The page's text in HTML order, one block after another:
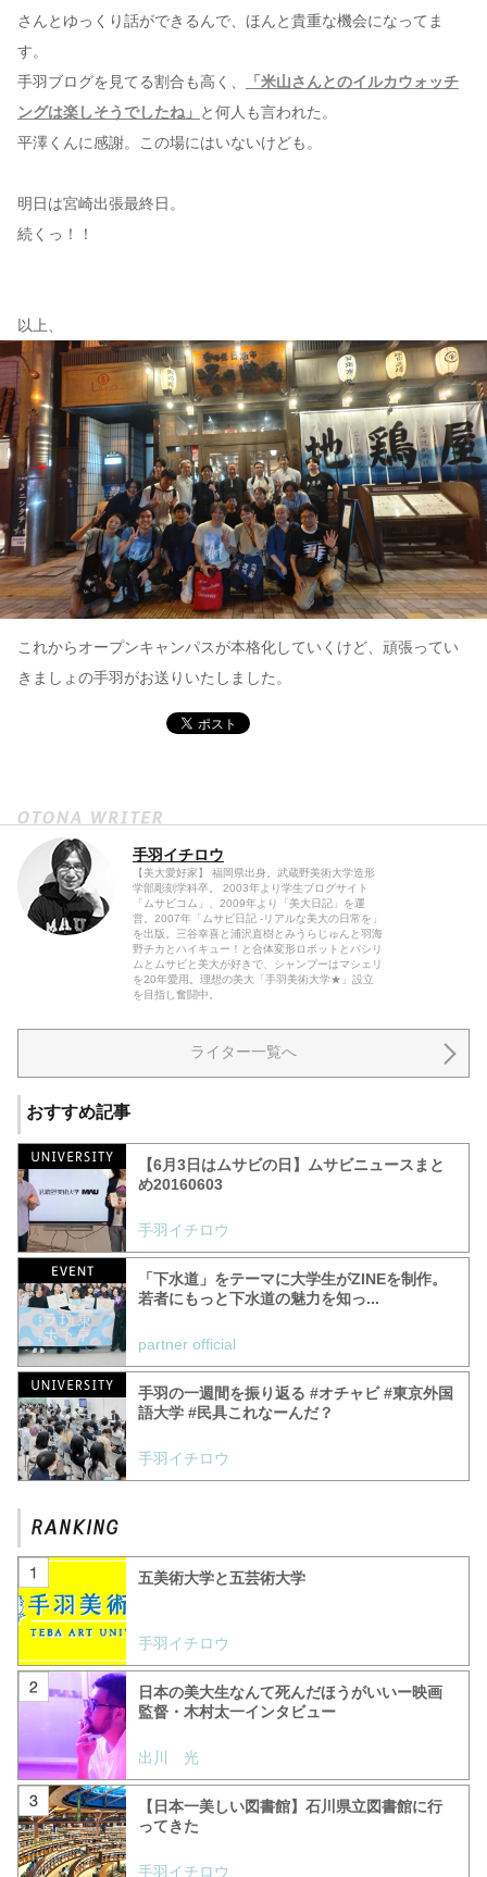
さんとゆっくり話ができるんで、ほんと貴重な機会になってま
す。
手羽ブログを見てる割合も高く、
「米山さんとのイルカウォッチ
ングは楽しそうでしたね」 と何人も言われた。
平澤くんに感謝。この場にはいないけども。
明日は宮崎出張最終日。
続くっ！！
以上、
これからオープンキャンパスが本格化していくけど、頑張ってい
きましょの手羽がお送りいたしました。
手羽イチロウ
【美大愛好家】 福岡県出身。武蔵野美術大学造形
学部彫刻学科卒。 2003年より学生ブログサイト
「ムサビコム」、2009年より「美大日記」を運
営。2007年「ムサビ日記 -リアルな美大の日常を」
を出版。三谷幸喜と浦沢直樹とみうらじゅんと羽海
野チカとハイキュー！と合体変形ロボットとパシリ
ムとムサビと美大が好きで、シャンプーはマシェリ
を20年愛用。理想の美大「手羽美術大学★」設立
を目指し奮闘中。
ライター一覧へ
おすすめ記事
【6月3日はムサビの日】ムサビニュースまと
め20160603
手羽イチロウ
「下水道」をテーマに大学生がZINEを制作。
若者にもっと下水道の魅力を知っ...
partner official
手羽の一週間を振り返る #オチャビ #東京外国
語大学 #民具これなーんだ？
手羽イチロウ
五美術大学と五芸術大学
手羽イチロウ
日本の美大生なんて死んだほうがいいー映画
監督・木村太一インタビュー
出川 光
【日本一美しい図書館】石川県立図書館に行
ってきた
手羽イチロウ